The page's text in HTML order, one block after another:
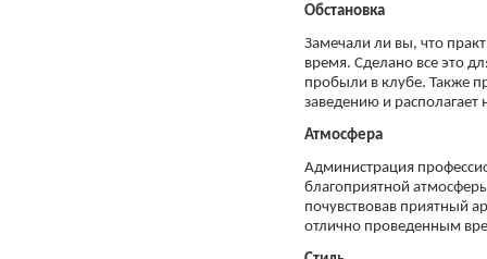
Обстановка
Замечали ли вы, что
время. Сделано все это
пробыли в клубе. Также
заведению и
Атмосфера
Администрация
благоприятной
почувствовав приятный
отлично проведенным